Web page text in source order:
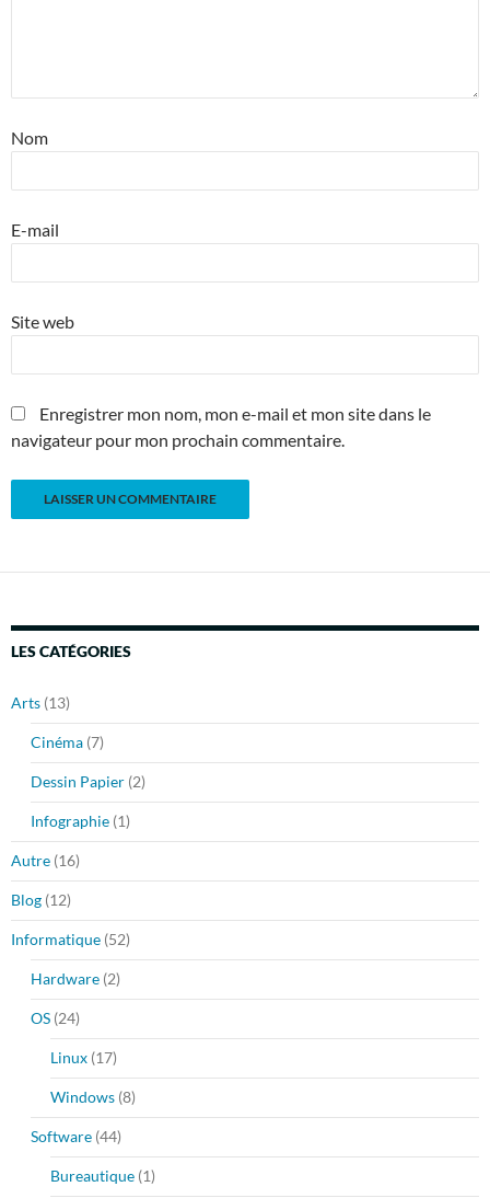
Nom
E-mail
Site web
Enregistrer mon nom, mon e-mail et mon site dans le
navigateur pour mon prochain commentaire.
LES CATÉGORIES
Arts (13)
Cinéma (7)
Dessin Papier (2)
Infographie (1)
Autre (16)
Blog (12)
Informatique (52)
Hardware (2)
OS (24)
Linux (17)
Windows (8)
Software (44)
Bureautique (1)